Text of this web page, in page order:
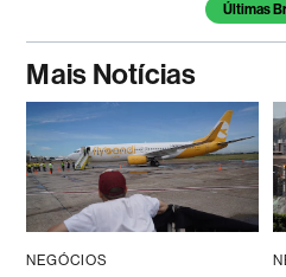
Últimas
Mais Notícias
NEGÓCIOS